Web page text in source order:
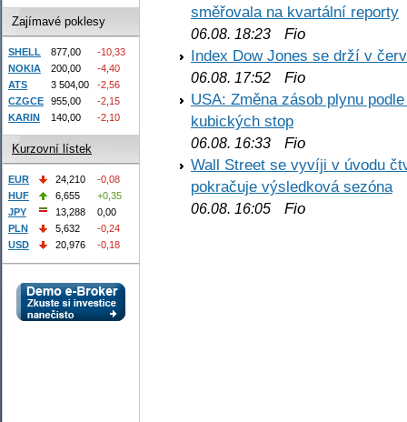
směřovala na kvartální reporty
06.08. 18:23 Fio
Index Dow Jones se drží v
06.08. 17:52 Fio
USA: Změna zásob plynu
kubických stop
06.08. 16:33 Fio
Wall Street se vyvíji v úvodu
pokračuje výsledková sezóna
06.08. 16:05 Fio
Zajímavé poklesy
SHELL 877,00
-10,33
NOKIA
200,00
-4,40
ATS
3 504,00
-2,56
CZGCE
955,00
-2,15
KARIN
140,00 -2,10
Kurzovní lístek
EUR 24,210
-0,08
HUF
6,655
+0,35
JPY
13,288
0,00
PLN
5,632
-0,24
USD
20,976 -0,18